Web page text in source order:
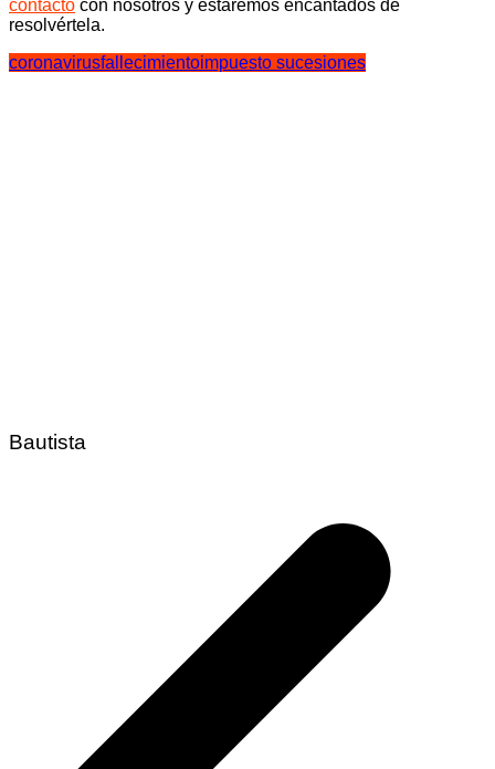
contacto con nosotros y estaremos encantados de
resolvértela.
coronavirusfallecimientoimpuesto sucesiones
Bautista